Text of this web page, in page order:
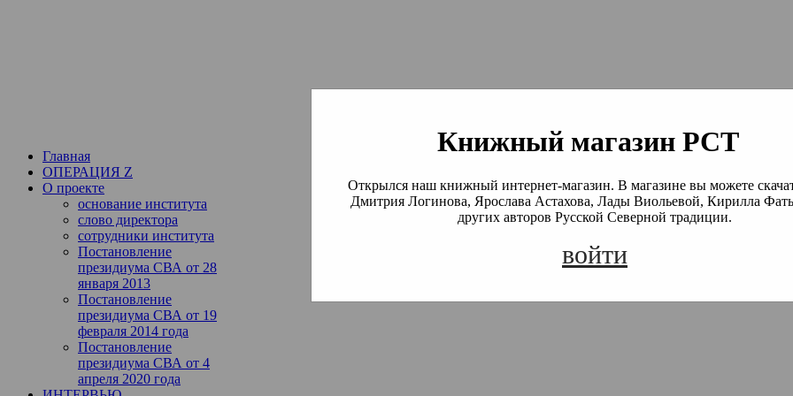
Книжный магазин РСТ
Открылся наш книжный интернет-магазин. В магазине вы можете
Дмитрия Логинова, Ярослава Астахова, Лады Виольевой, Кирилла
других авторов Русской Северной традиции.
войти
Институт богословия Русской Северной Традиции
Главная
ОПЕРАЦИЯ Z
О проекте
основание института
слово директора
сотрудники института
Постановление
президиума СВА от 28
января 2013
Постановление
президиума СВА от 19
февраля 2014 года
Постановление
президиума СВА от 4
апреля 2020 года